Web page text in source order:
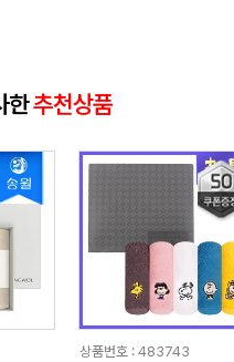
한추천상품
상품번호 : 483743